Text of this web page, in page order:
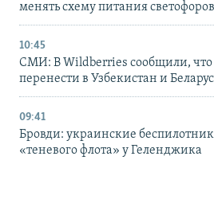
менять схему питания светофоров
10:45
СМИ: В Wildberries сообщили, что
перенести в Узбекистан и
09:41
Бровди: украинские
«теневого флота» у Геленджика